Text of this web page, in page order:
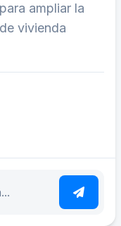
ampliar la
vivienda